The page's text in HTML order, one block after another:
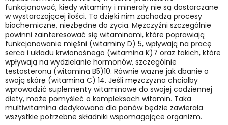
funkcjonować, kiedy witaminy i minerały nie są dostarczane
w wystarczającej ilości. To dzięki nim zachodzą procesy
biochemiczne, niezbędne do życia. Mężczyźni szczególnie
powinni zainteresować się witaminami, które poprawiają
funkcjonowanie mięśni (witaminy D) 5, wpływają na pracę
serca i układu krwionośnego (witamina K)7 oraz takich, które
wpływają na wydzielanie hormonów, szczególnie
testosteronu (witamina B5)10. Równie ważne jak dbanie o
swoją skórę (witamina C) 14. Jeśli mężczyzna chciałby
wprowadzić suplementy witaminowe do swojej codziennej
diety, może pomyśleć o kompleksach witamin. Taka
multiwitamina dedykowana dla panów będzie zawierała
wszystkie potrzebne składniki wspomagające organizm.